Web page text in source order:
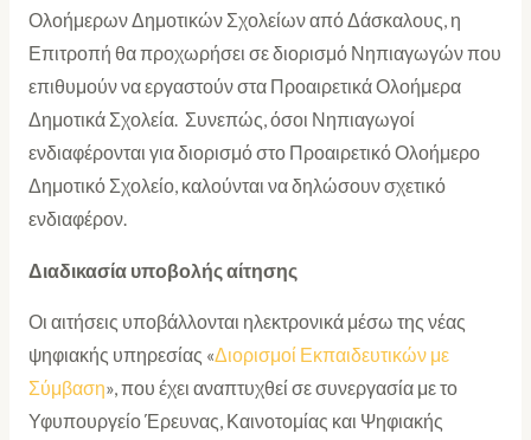
Ολοήμερων Δημοτικών Σχολείων από Δάσκαλους, η
Επιτροπή θα προχωρήσει σε διορισμό Νηπιαγωγών που
επιθυμούν να εργαστούν στα Προαιρετικά Ολοήμερα
Δημοτικά Σχολεία. Συνεπώς, όσοι Νηπιαγωγοί
ενδιαφέρονται για διορισμό στο Προαιρετικό Ολοήμερο
Δημοτικό Σχολείο, καλούνται να δηλώσουν σχετικό
ενδιαφέρον.
Διαδικασία υποβολής αίτησης
Οι αιτήσεις υποβάλλονται ηλεκτρονικά μέσω της νέας
ψηφιακής υπηρεσίας «Διορισμοί Εκπαιδευτικών με
Σύμβαση», που έχει αναπτυχθεί σε συνεργασία με το
Υφυπουργείο Έρευνας, Καινοτομίας και Ψηφιακής